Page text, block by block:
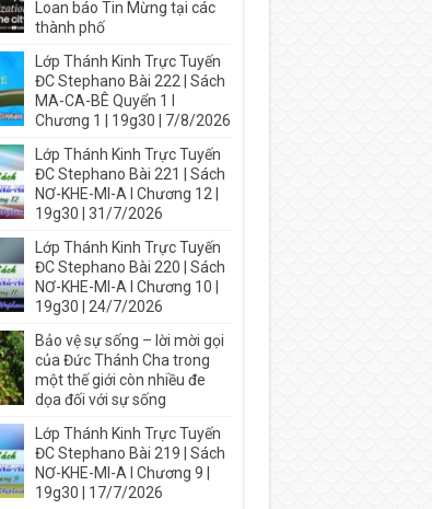
Loan báo Tin Mừng tại các
thành phố
Lớp Thánh Kinh Trực Tuyến
ĐC Stephano Bài 222 | Sách
MA-CA-BÊ Quyển 1 I
Chương 1 | 19g30 | 7/8/2026
Lớp Thánh Kinh Trực Tuyến
ĐC Stephano Bài 221 | Sách
NƠ-KHE-MI-A I Chương 12 |
19g30 | 31/7/2026
Lớp Thánh Kinh Trực Tuyến
ĐC Stephano Bài 220 | Sách
NƠ-KHE-MI-A I Chương 10 |
19g30 | 24/7/2026
Bảo vệ sự sống – lời mời gọi
của Đức Thánh Cha trong
một thế giới còn nhiều đe
dọa đối với sự sống
Lớp Thánh Kinh Trực Tuyến
ĐC Stephano Bài 219 | Sách
NƠ-KHE-MI-A I Chương 9 |
19g30 | 17/7/2026